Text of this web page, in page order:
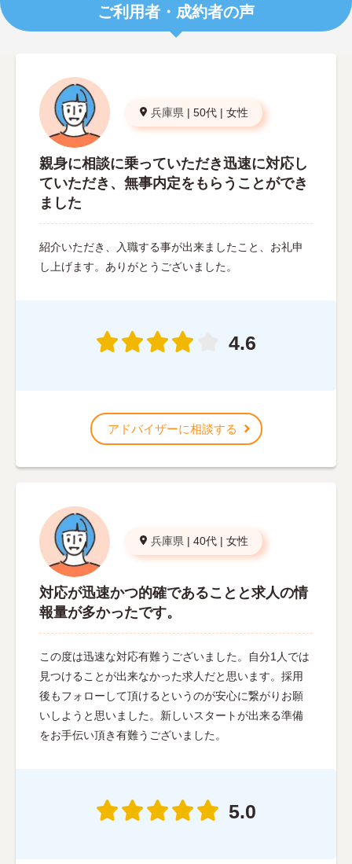
ご利用者・成約者の声
兵庫県 | 50代 | 女性
親身に相談に乗っていただき迅速に対応し
ていただき、無事内定をもらうことができ
ました
紹介いただき、入職する事が出来ましたこと、お礼申
し上げます。ありがとうございました。
4.6
アドバイザーに相談する
兵庫県 | 40代 | 女性
対応が迅速かつ的確であることと求人の情
報量が多かったです。
この度は迅速な対応有難うございました。自分1人では
見つけることが出来なかった求人だと思います。採用
後もフォローして頂けるというのが安心に繋がりお願
いしようと思いました。新しいスタートが出来る準備
をお手伝い頂き有難うございました。
5.0